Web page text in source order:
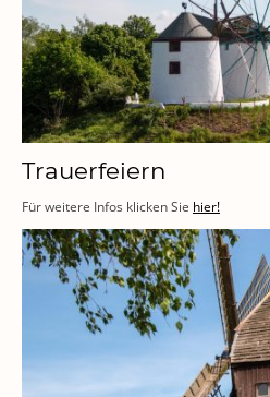
Trauerfeiern
Für weitere Infos klicken Sie hier!